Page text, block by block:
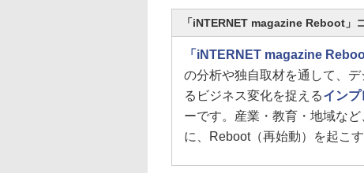
「iNTERNET magazine Reboot」
「iNTERNET magazine
の分析や独自取材を通して、
るビジネス変化を捉えるイン
ーです。産業・教育・地域な
に、Reboot（再始動）を起こ